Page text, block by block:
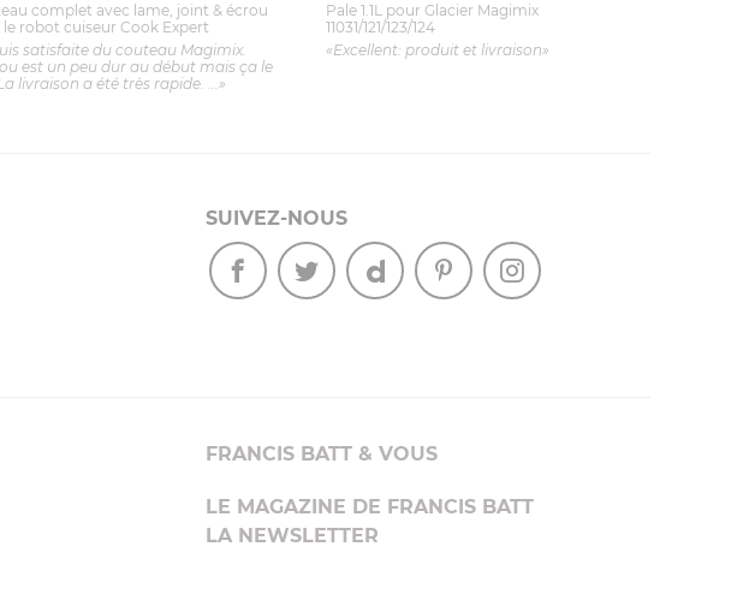
complet avec lame, joint & écrou
robot cuiseur Cook Expert
satisfaite du couteau Magimix.
est un peu dur au début mais ça le
livraison a été très rapide. ...»
Pale 1.1L pour Glacier Magimix
11031/121/123/124
«Excellent: produit et livraison»
SUIVEZ-NOUS
FRANCIS BATT & VOUS
LE MAGAZINE DE FRANCIS BATT
LA NEWSLETTER